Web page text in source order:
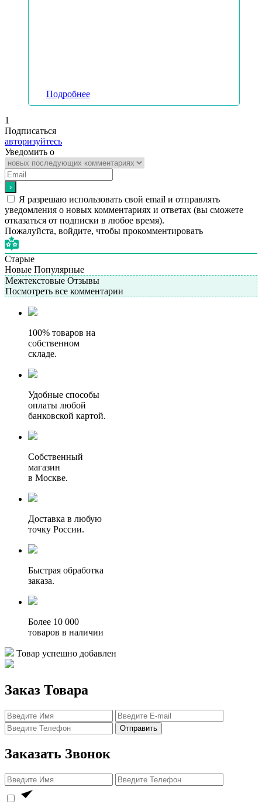
Подробнее
1
Подписаться
авторизуйтесь
Уведомить о
Я разрешаю использовать свой email и отправлять
уведомления о новых комментариях и ответах (вы cможете
отказаться от подписки в любое время).
Пожалуйста, войдите, чтобы прокомментировать
Старые
Новые Популярные
Межтекстовые Отзывы
Посмотреть все комментарии
100% товаров на
собственном
складе.
Удобные способы
оплаты любой
банковской картой.
Собственный
магазин
в Москве.
Доставка в любую
точку России.
Быстрая обработка
заказа.
Более 10 000
товаров в наличии
Товар успешно добавлен
Заказ Товара
Отправить
Заказать Звонок